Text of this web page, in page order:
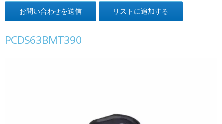
お問い合わせを送信 リストに追加する
PCDS63BMT390